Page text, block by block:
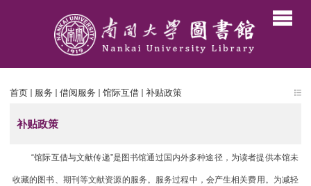
首页 服务 借阅服务 馆际互借 补贴政策
补贴政策
“馆际互借与文献传递”是图书馆通过国内外多种途径，为读者提供本馆未
收藏的图书、期刊等文献资源的服务。服务过程中，会产生相关费用。为减轻